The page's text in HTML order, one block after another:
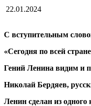
22.01.2024
С вступительным
«Сегодня по всей
Гений Ленина видим и
Николай Бердяев,
Ленин сделан из